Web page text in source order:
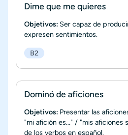
Dime que me quieres
Objetivos: Ser capaz de
expresen sentimientos.
B2
Dominó de aficiones
Objetivos: Presentar las
"mi afición es..." / "mis aficiones
de los verbos en español.